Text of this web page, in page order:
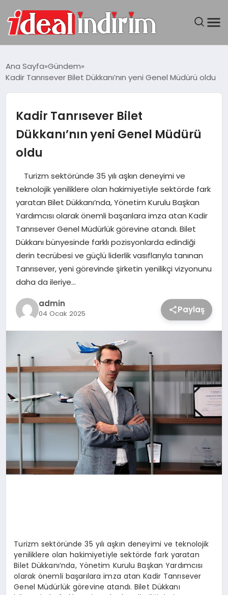
DÜNYA
SEYAHAT
YAŞAM
Ana Sayfa Gündem
Kadir Tanrısever Bilet Dükkanı’nın yeni Genel Müdürü oldu
Kadir Tanrısever Bilet
Dükkanı’nın yeni Genel Müdürü
oldu
Turizm sektöründe 35 yılı aşkın deneyimi ve
teknolojik yeniliklere olan hakimiyetiyle sektörde fark
yaratan Bilet Dükkanı’nda, Yönetim Kurulu Başkan
Yardımcısı olarak önemli başarılara imza atan Kadir
Tanrısever Genel Müdürlük görevine atandı. Bilet
Dükkanı bünyesinde farklı pozisyonlarda edindiği
derin tecrübesi ve güçlü liderlik vasıflarıyla tanınan
Tanrısever, yeni görevinde şirketin yenilikçi vizyonunu
daha da ileriye…
admin
04 Ocak 2025 Paylaş
Turizm sektöründe 35 yılı aşkın deneyimi ve teknolojik
yeniliklere olan hakimiyetiyle sektörde fark yaratan
Bilet Dükkanı’nda, Yönetim Kurulu Başkan Yardımcısı
olarak önemli başarılara imza atan Kadir Tanrısever
Genel Müdürlük görevine atandı. Bilet Dükkanı